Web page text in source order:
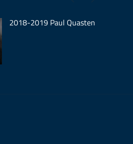
2018-2019 Paul Quasten